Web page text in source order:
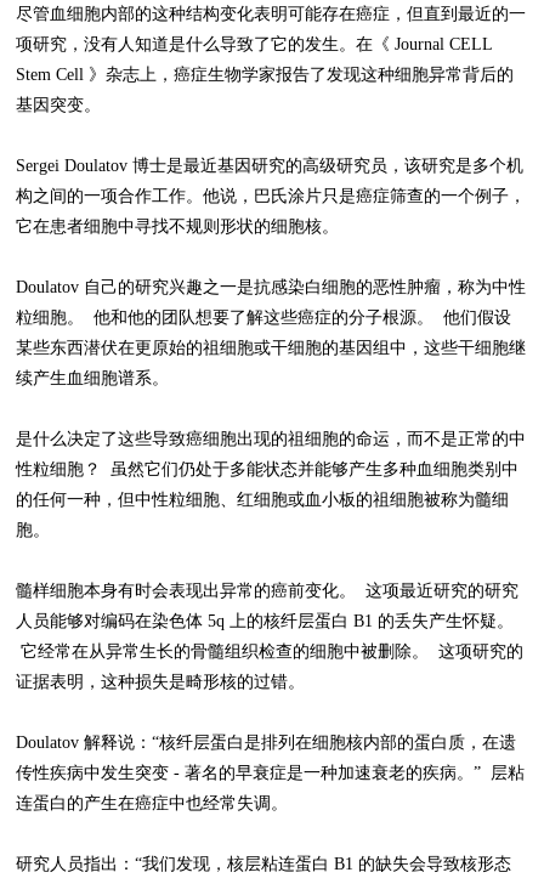
尽管血细胞内部的这种结构变化表明可能存在癌症，但直到最近的一
项研究，没有人知道是什么导致了它的发生。在《 Journal CELL
Stem Cell 》杂志上，癌症生物学家报告了发现这种细胞异常背后的
基因突变。
Sergei Doulatov 博士是最近基因研究的高级研究员，该研究是多个机
构之间的一项合作工作。他说，巴氏涂片只是癌症筛查的一个例子，
它在患者细胞中寻找不规则形状的细胞核。
Doulatov 自己的研究兴趣之一是抗感染白细胞的恶性肿瘤，称为中性
粒细胞。 他和他的团队想要了解这些癌症的分子根源。 他们假设
某些东西潜伏在更原始的祖细胞或干细胞的基因组中，这些干细胞继
续产生血细胞谱系。
是什么决定了这些导致癌细胞出现的祖细胞的命运，而不是正常的中
性粒细胞？ 虽然它们仍处于多能状态并能够产生多种血细胞类别中
的任何一种，但中性粒细胞、红细胞或血小板的祖细胞被称为髓细
胞。
髓样细胞本身有时会表现出异常的癌前变化。 这项最近研究的研究
人员能够对编码在染色体 5q 上的核纤层蛋白 B1 的丢失产生怀疑。
它经常在从异常生长的骨髓组织检查的细胞中被删除。 这项研究的
证据表明，这种损失是畸形核的过错。
Doulatov 解释说：“核纤层蛋白是排列在细胞核内部的蛋白质，在遗
传性疾病中发生突变 - 著名的早衰症是一种加速衰老的疾病。” 层粘
连蛋白的产生在癌症中也经常失调。
研究人员指出：“我们发现，核层粘连蛋白 B1 的缺失会导致核形态